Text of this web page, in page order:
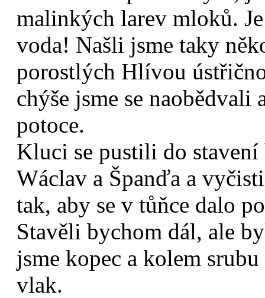
malinkých larev mloků.
voda! Našli jsme taky
porostlých Hlívou
chýše jsme se
potoce.
Kluci se pustili do stavení
Wáclav a Španďa a
tak, aby se v tůňce dalo
Stavěli bychom dál, ale
jsme kopec a kolem
vlak.